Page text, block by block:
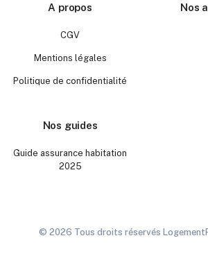
A propos
CGV
Mentions légales
Politique de confidentialité
Nos
Nos guides
Guide assurance habitation
2025
© 2026 Tous droits réservés